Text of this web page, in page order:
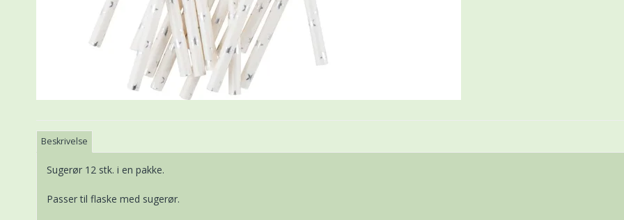
Beskrivelse
Sugerør 12 stk. i en pakke.
Passer til flaske med sugerør.